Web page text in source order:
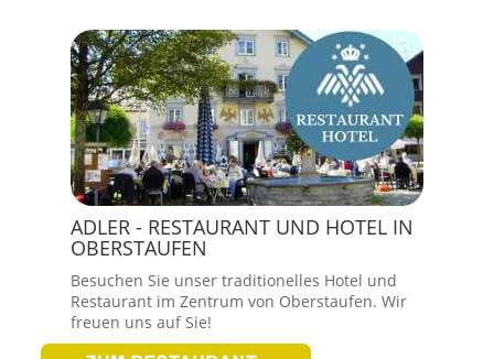
ADLER - RESTAURANT UND HOTEL IN
OBERSTAUFEN
Besuchen Sie unser traditionelles Hotel und
Restaurant im Zentrum von Oberstaufen. Wir
freuen uns auf Sie!